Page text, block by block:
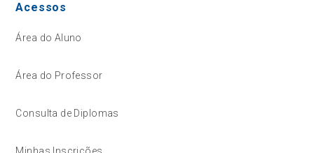
Acessos
Área do Aluno
Área do Professor
Consulta de Diplomas